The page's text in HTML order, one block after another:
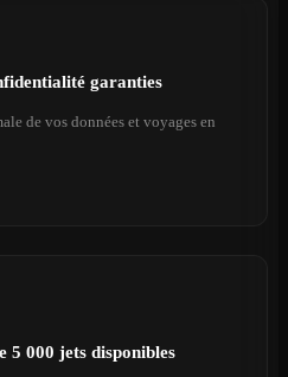
garanties
de vos données et voyages en
5 000 jets disponibles